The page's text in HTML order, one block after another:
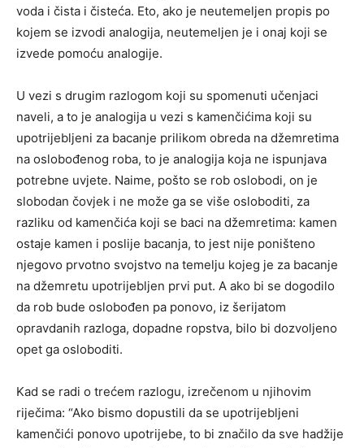
voda i čista i čisteća. Eto, ako je neutemeljen propis po
kojem se izvodi analogija, neutemeljen je i onaj koji se
izvede pomoću analogije.
U vezi s drugim razlogom koji su spomenuti učenjaci
naveli, a to je analogija u vezi s kamenčićima koji su
upotrijebljeni za bacanje prilikom obreda na džemretima
na oslobođenog roba, to je analogija koja ne ispunjava
potrebne uvjete. Naime, pošto se rob oslobodi, on je
slobodan čovjek i ne može ga se više osloboditi, za
razliku od kamenčića koji se baci na džemretima: kamen
ostaje kamen i poslije bacanja, to jest nije poništeno
njegovo prvotno svojstvo na temelju kojeg je za bacanje
na džemretu upotrijebljen prvi put. A ako bi se dogodilo
da rob bude oslobođen pa ponovo, iz šerijatom
opravdanih razloga, dopadne ropstva, bilo bi dozvoljeno
opet ga osloboditi.
Kad se radi o trećem razlogu, izrečenom u njihovim
riječima: “Ako bismo dopustili da se upotrijebljeni
kamenčići ponovo upotrijebe, to bi značilo da sve hadžije